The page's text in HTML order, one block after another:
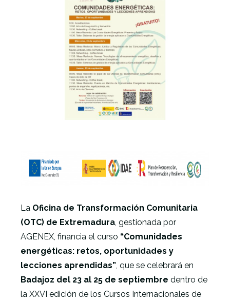
La Oficina de Transformación Comunitaria
(OTC) de Extremadura, gestionada por
AGENEX, financia el curso “Comunidades
energéticas: retos, oportunidades y
lecciones aprendidas”, que se celebrará en
Badajoz del 23 al 25 de septiembre dentro de
la XXVI edición de los Cursos Internacionales de